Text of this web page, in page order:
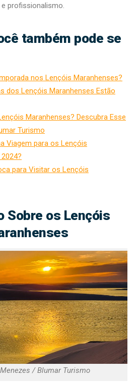
profissionalismo.
também pode se
nos Lençóis Maranhenses?
dos Lençóis Maranhenses Estão
Maranhenses? Descubra Esse
Turismo
Viagem para os Lençóis
para Visitar os Lençóis
Sobre os Lençóis
/ Blumar Turismo